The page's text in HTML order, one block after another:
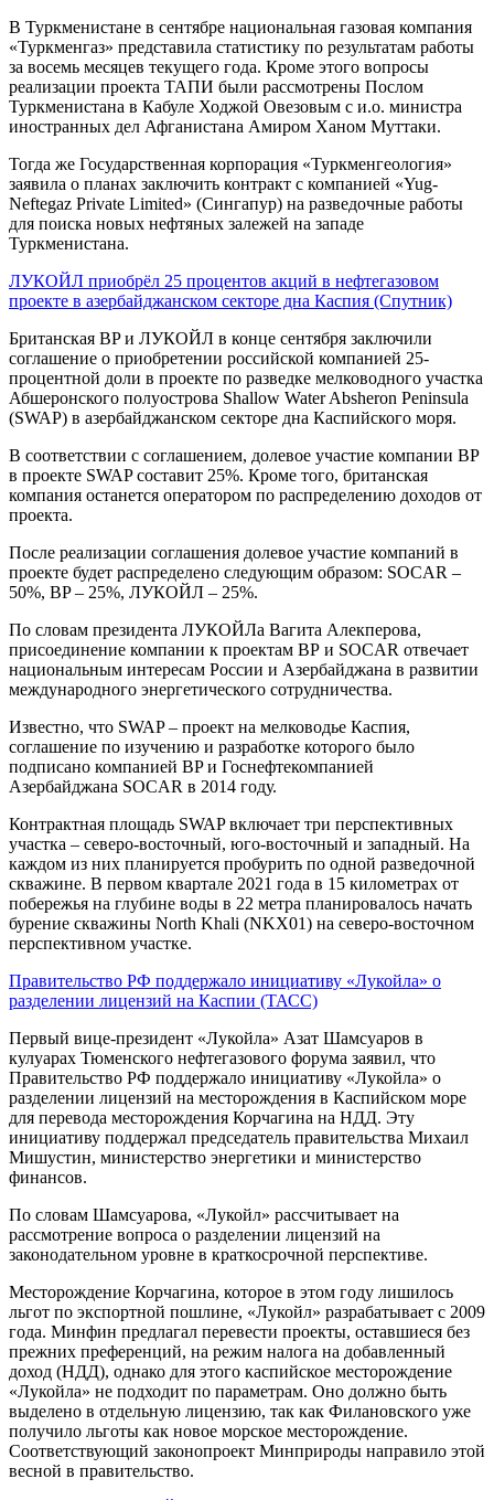
В Туркменистане в сентябре национальная газовая компания
«Туркменгаз» представила статистику по результатам работы
за восемь месяцев текущего года. Кроме этого вопросы
реализации проекта ТАПИ были рассмотрены Послом
Туркменистана в Кабуле Ходжой Овезовым с и.о. министра
иностранных дел Афганистана Амиром Ханом Муттаки.
Тогда же Государственная корпорация «Туркменгеология»
заявила о планах заключить контракт с компанией «Yug-
Neftegaz Private Limited» (Сингапур) на разведочные работы
для поиска новых нефтяных залежей на западе
Туркменистана.
ЛУКОЙЛ приобрёл 25 процентов акций в нефтегазовом
проекте в азербайджанском секторе дна Каспия (Спутник)
Британская BP и ЛУКОЙЛ в конце сентября заключили
соглашение о приобретении российской компанией 25-
процентной доли в проекте по разведке мелководного участка
Абшеронского полуострова Shallow Water Absheron Peninsula
(SWAP) в азербайджанском секторе дна Каспийского моря.
В соответствии с соглашением, долевое участие компании BP
в проекте SWAP составит 25%. Кроме того, британская
компания останется оператором по распределению доходов от
проекта.
После реализации соглашения долевое участие компаний в
проекте будет распределено следующим образом: SOCAR –
50%, BP – 25%, ЛУКОЙЛ – 25%.
По словам президента ЛУКОЙЛа Вагита Алекперова,
присоединение компании к проектам ВР и SOCAR отвечает
национальным интересам России и Азербайджана в развитии
международного энергетического сотрудничества.
Известно, что SWAP – проект на мелководье Каспия,
соглашение по изучению и разработке которого было
подписано компанией BP и Госнефтекомпанией
Азербайджана SOCAR в 2014 году.
Контрактная площадь SWAP включает три перспективных
участка – северо-восточный, юго-восточный и западный. На
каждом из них планируется пробурить по одной разведочной
скважине. В первом квартале 2021 года в 15 километрах от
побережья на глубине воды в 22 метра планировалось начать
бурение скважины North Khali (NKX01) на северо-восточном
перспективном участке.
Правительство РФ поддержало инициативу «Лукойла» о
разделении лицензий на Каспии (ТАСС)
Первый вице-президент «Лукойла» Азат Шамсуаров в
кулуарах Тюменского нефтегазового форума заявил, что
Правительство РФ поддержало инициативу «Лукойла» о
разделении лицензий на месторождения в Каспийском море
для перевода месторождения Корчагина на НДД. Эту
инициативу поддержал председатель правительства Михаил
Мишустин, министерство энергетики и министерство
финансов.
По словам Шамсуарова, «Лукойл» рассчитывает на
рассмотрение вопроса о разделении лицензий на
законодательном уровне в краткосрочной перспективе.
Месторождение Корчагина, которое в этом году лишилось
льгот по экспортной пошлине, «Лукойл» разрабатывает с 2009
года. Минфин предлагал перевести проекты, оставшиеся без
прежних преференций, на режим налога на добавленный
доход (НДД), однако для этого каспийское месторождение
«Лукойла» не подходит по параметрам. Оно должно быть
выделено в отдельную лицензию, так как Филановского уже
получило льготы как новое морское месторождение.
Соответствующий законопроект Минприроды направило этой
весной в правительство.